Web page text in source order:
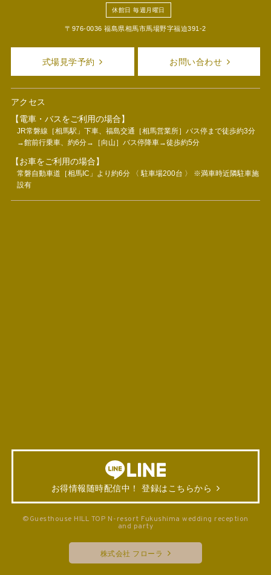
休館日 毎週月曜日
〒976-0036 福島県相馬市馬場野字福迫391-2
式場見学予約 お問い合わせ
アクセス
【電車・バスをご利用の場合】
JR常磐線［相馬駅」下車、福島交通［相馬営業所］バス停まで徒歩約3分
→館前行乗車、約6分→［向山］バス停降車→徒歩約5分
【お車をご利用の場合】
常磐自動車道［相馬IC」より約6分 〈 駐車場200台 〉 ※満車時近隣駐車施
設有
お得情報随時配信中！ 登録はこちらから
©Guesthouse HILL TOP N-resort Fukushima wedding reception
and party
株式会社 フローラ